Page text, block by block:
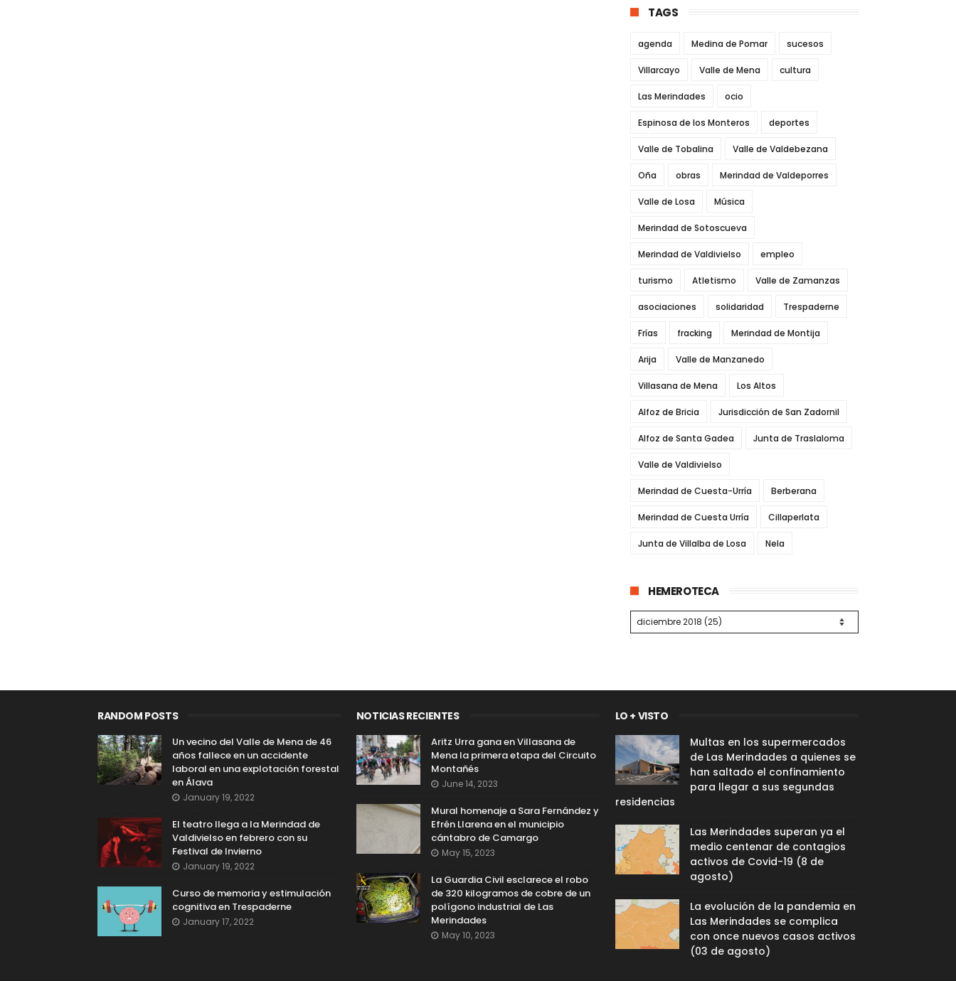
TAGS
agenda Medina de Pomar sucesos
Villarcayo Valle de Mena cultura
Las Merindades ocio
Espinosa de los Monteros deportes
Valle de Tobalina Valle de Valdebezana
Oña obras Merindad de Valdeporres
Valle de Losa Música
Merindad de Sotoscueva
Merindad de Valdivielso empleo
turismo Atletismo Valle de Zamanzas
asociaciones solidaridad Trespaderne
Frías fracking Merindad de Montija
Arija Valle de Manzanedo
Villasana de Mena Los Altos
Alfoz de Bricia Jurisdicción de San Zadornil
Alfoz de Santa Gadea Junta de Traslaloma
Valle de Valdivielso
Merindad de Cuesta-Urría Berberana
Merindad de Cuesta Urría Cillaperlata
Junta de Villalba de Losa Nela
HEMEROTECA
RANDOM POSTS
Un vecino del Valle de Mena de 46
años fallece en un accidente
laboral en una explotación forestal
en Álava
January 19, 2022
El teatro llega a la Merindad de
Valdivielso en febrero con su
Festival de Invierno
January 19, 2022
Curso de memoria y estimulación
cognitiva en Trespaderne
January 17, 2022
NOTICIAS RECIENTES
Aritz Urra gana en Villasana de
Mena la primera etapa del Circuito
Montañés
June 14, 2023
Mural homenaje a Sara Fernández y
Efrén Llarena en el municipio
cántabro de Camargo
May 15, 2023
La Guardia Civil esclarece el robo
de 320 kilogramos de cobre de un
polígono industrial de Las
Merindades
May 10, 2023
LO + VISTO
Multas en los supermercados
de Las Merindades a quienes se
han saltado el confinamiento
para llegar a sus segundas
residencias
Las Merindades superan ya el
medio centenar de contagios
activos de Covid-19 (8 de
agosto)
La evolución de la pandemia en
Las Merindades se complica
con once nuevos casos activos
(03 de agosto)